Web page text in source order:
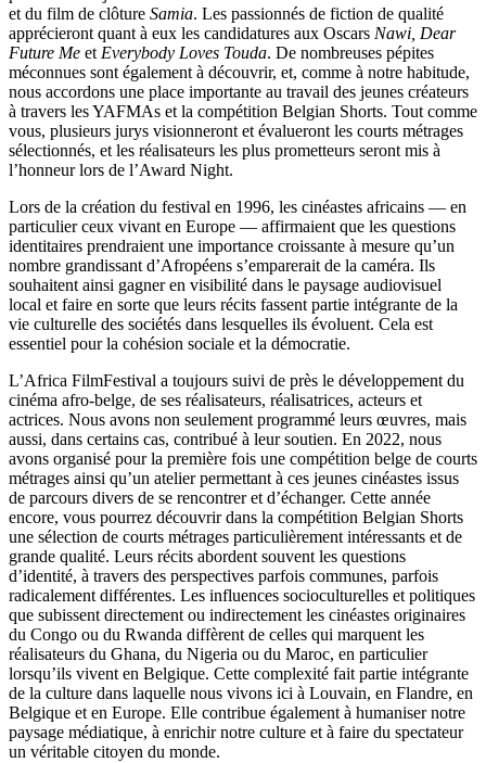
et du film de clôture Samia. Les passionnés de fiction de qualité
apprécieront quant à eux les candidatures aux Oscars Nawi, Dear
Future Me etEverybody Loves Touda. De nombreuses pépites
méconnues sont également à découvrir, et, comme à notre habitude,
nous accordons une place importante au travail des jeunes créateurs
à travers les YAFMAs et la compétition Belgian Shorts. Tout comme
vous, plusieurs jurys visionneront et évalueront les courts métrages
sélectionnés, et les réalisateurs les plus prometteurs seront mis à
l’honneur lors de l’Award Night.
Lors de la création du festival en 1996, les cinéastes africains — en
particulier ceux vivant en Europe — affirmaient que les questions
identitaires prendraient une importance croissante à mesure qu’un
nombre grandissant d’Afropéens s’emparerait de la caméra. Ils
souhaitent ainsi gagner en visibilité dans le paysage audiovisuel
local et faire en sorte que leurs récits fassent partie intégrante de la
vie culturelle des sociétés dans lesquelles ils évoluent. Cela est
essentiel pour la cohésion sociale et la démocratie.
L’Africa FilmFestival a toujours suivi de près le développement du
cinéma afro-belge, de ses réalisateurs, réalisatrices, acteurs et
actrices. Nous avons non seulement programmé leurs œuvres, mais
aussi, dans certains cas, contribué à leur soutien. En 2022, nous
avons organisé pour la première fois une compétition belge de courts
métrages ainsi qu’un atelier permettant à ces jeunes cinéastes issus
de parcours divers de se rencontrer et d’échanger. Cette année
encore, vous pourrez découvrir dans la compétition Belgian Shorts
une sélection de courts métrages particulièrement intéressants et de
grande qualité. Leurs récits abordent souvent les questions
d’identité, à travers des perspectives parfois communes, parfois
radicalement différentes. Les influences socioculturelles et politiques
que subissent directement ou indirectement les cinéastes originaires
du Congo ou du Rwanda diffèrent de celles qui marquent les
réalisateurs du Ghana, du Nigeria ou du Maroc, en particulier
lorsqu’ils vivent en Belgique. Cette complexité fait partie intégrante
de la culture dans laquelle nous vivons ici à Louvain, en Flandre, en
Belgique et en Europe. Elle contribue également à humaniser notre
paysage médiatique, à enrichir notre culture et à faire du spectateur
un véritable citoyen du monde.